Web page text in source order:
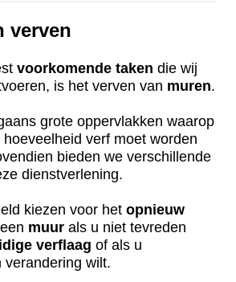
verven
voorkomende taken die wij
is het verven van muren.
grote oppervlakken waarop
verf moet worden
bieden we verschillende
dienstverlening.
kiezen voor het opnieuw
muur als u niet tevreden
verflaag of als u
verandering wilt.